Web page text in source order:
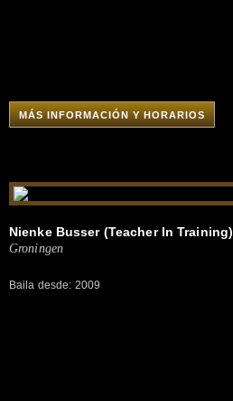
MÁS INFORMACIÓN Y HORARIOS
Nienke Busser (Teacher In Training)
Groningen
Baila desde: 2009